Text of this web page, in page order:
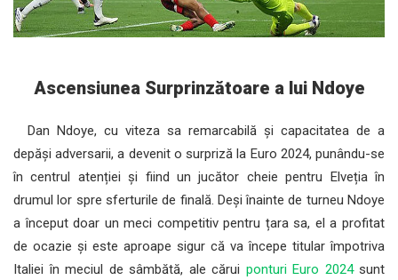
Ascensiunea Surprinzătoare a lui Ndoye
Dan Ndoye, cu viteza sa remarcabilă și capacitatea de a
depăși adversarii, a devenit o surpriză la Euro 2024, punându-se
în centrul atenției și fiind un jucător cheie pentru Elveția în
drumul lor spre sferturile de finală. Deși înainte de turneu Ndoye
a început doar un meci competitiv pentru țara sa, el a profitat
de ocazie și este aproape sigur că va începe titular împotriva
Italiei în meciul de sâmbătă, ale cărui ponturi Euro 2024sunt